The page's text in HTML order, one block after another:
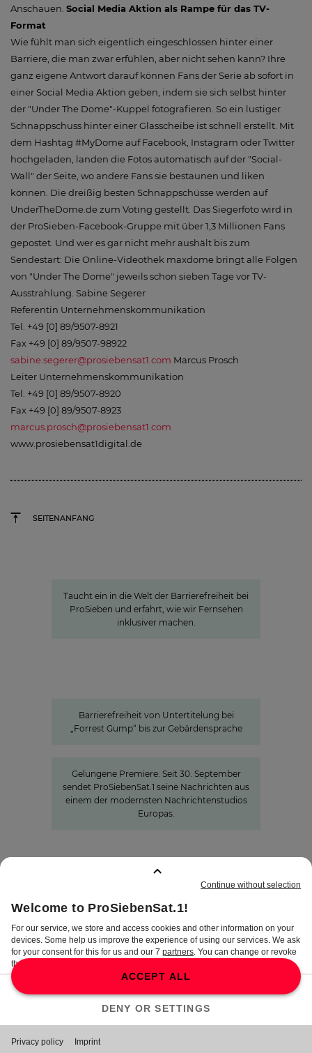
Anschauen. Social Media Aktion als Rampe für das TV-
Format
Wie fühlt man sich eigentlich eingeschlossen hinter einer
Barriere, die man zwar erfühlen, aber nicht sehen kann? Ihre
ganz eigene Antwort darauf können Fans der Serie ab sofort in
einer Social Media Aktion geben, indem sie sich selbst hinter
der "Under The Dome"-Kuppel fotografieren. So ein lustiger
Schnappschuss hinter einer Glasscheibe ist schnell erstellt. Mit
dem Hashtag #MyDome auf Facebook, Instagram oder Twitter
hochgeladen, landen die Fotos automatisch auf der "Social-
Wall" der Seite, wo andere Fans sie bestaunen und liken
können. Die dreißig besten Schnappschüsse werden auf
UnderTheDome.de zum Voting gestellt. Das Siegerfoto wird in
der ProSieben-Facebook-Gruppe mit über 1,3 Millionen Fans
gepostet. Und wer es gar nicht mehr aushält bis zum
Sendestart: Die Online-Videothek maxdome bringt alle Folgen
von "Under The Dome" jeweils schon sieben Tage vor TV-
Ausstrahlung. Sabine Segerer
Referentin Unternehmenskommunikation
Tel. +49 [0] 89/9507-8921
Fax +49 [0] 89/9507-98922
sabine.segerer@prosiebensat1.com Marcus Prosch
Leiter Unternehmenskommunikation
Tel. +49 [0] 89/9507-8920
Fax +49 [0] 89/9507-8923
marcus.prosch@prosiebensat1.com
www.prosiebensat1digital.de
SEITENANFANG
Taucht ein in die Welt der Barrierefreiheit bei
ProSieben und erfahrt, wie wir Fernsehen
inklusiver machen.
Barrierefreiheit von Untertitelung bei
„Forrest Gump“ bis zur Gebärdensprache
Gelungene Premiere: Seit 30. September
sendet ProSiebenSat.1 seine Nachrichten aus
einem der modernsten Nachrichtenstudios
Europas.
DATENSCHUTZ
AGB
AEB
PRIVATSPHÄRE-
EINSTELLUNGEN
COMPLIANCE &
HINWEISGEBERSYSTEM
©2026 ProSiebenSat.1 Media SE